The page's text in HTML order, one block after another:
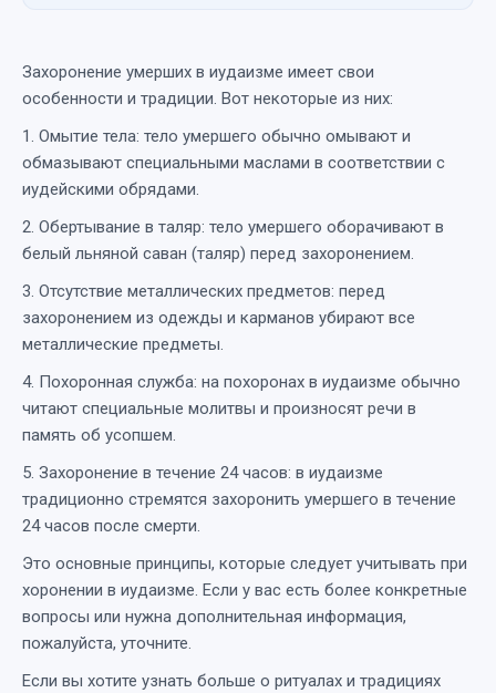
Захоронение умерших в иудаизме имеет свои
особенности и традиции. Вот некоторые из них:
1. Омытие тела: тело умершего обычно омывают и
обмазывают специальными маслами в соответствии с
иудейскими обрядами.
2. Обертывание в таляр: тело умершего оборачивают в
белый льняной саван (таляр) перед захоронением.
3. Отсутствие металлических предметов: перед
захоронением из одежды и карманов убирают все
металлические предметы.
4. Похоронная служба: на похоронах в иудаизме обычно
читают специальные молитвы и произносят речи в
память об усопшем.
5. Захоронение в течение 24 часов: в иудаизме
традиционно стремятся захоронить умершего в течение
24 часов после смерти.
Это основные принципы, которые следует учитывать при
хоронении в иудаизме. Если у вас есть более конкретные
вопросы или нужна дополнительная информация,
пожалуйста, уточните.
Если вы хотите узнать больше о ритуалах и традициях